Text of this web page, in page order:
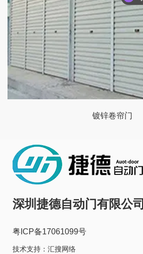
镀锌卷帘门
深圳捷德自动门有限公司
粤ICP备17061099号
技术支持： 汇搜网络